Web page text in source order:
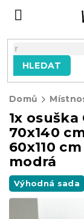
HLEDAT
Domů
1x osuška
70x140
60x110
modrá
Výhodná sada